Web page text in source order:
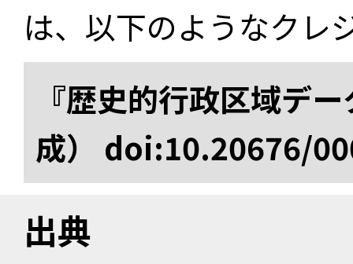
は、以下のようなクレ
『歴史的行政区域デ
成） doi:10.20676/
出典